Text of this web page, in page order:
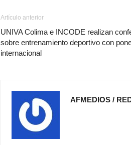
Artículo anterior
UNIVA Colima e INCODE realizan
sobre entrenamiento deportivo con
internacional
AFMEDIOS /